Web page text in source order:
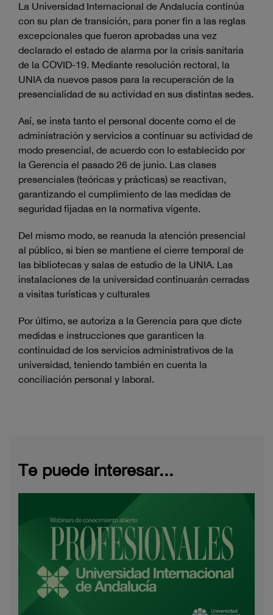
La Universidad Internacional de Andalucía continúa
con su plan de transición, para poner fin a las reglas
excepcionales que fueron aprobadas una vez
declarado el estado de alarma por la crisis sanitaria
de la COVID-19. Mediante resolución rectoral, la
UNIA da nuevos pasos para la recuperación de la
presencialidad de su actividad en sus distintas sedes.
Así, se insta tanto el personal docente como el de
administración y servicios a continuar su actividad de
modo presencial, de acuerdo con lo establecido por
la Gerencia el pasado 26 de junio. Las clases
presenciales (teóricas y prácticas) se reactivan,
garantizando el cumplimiento de las medidas de
seguridad fijadas en la normativa vigente.
Del mismo modo, se reanuda la atención presencial
al público, si bien se mantiene el cierre temporal de
las bibliotecas y salas de estudio de la UNIA. Las
instalaciones de la universidad continuarán cerradas
a visitas turísticas y culturales
Por último, se autoriza a la Gerencia para que dicte
medidas e instrucciones que garanticen la
continuidad de los servicios administrativos de la
universidad, teniendo también en cuenta la
conciliación personal y laboral.
Te puede interesar...